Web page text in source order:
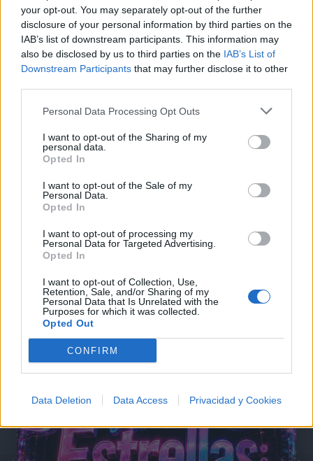
your opt-out. You may separately opt-out of the further
disclosure of your personal information by third parties on the
IAB’s list of downstream participants. This information may
also be disclosed by us to third parties on the IAB’s List of
Downstream Participants that may further disclose it to other
Personal Data Processing Opt Outs
I want to opt-out of the Sharing of my
personal data.
Opted In
I want to opt-out of the Sale of my
Personal Data.
Opted In
I want to opt-out of processing my
Personal Data for Targeted Advertising.
Opted In
I want to opt-out of Collection, Use,
Retention, Sale, and/or Sharing of my
Personal Data that Is Unrelated with the
Purposes for which it was collected.
Opted Out
CONFIRM
Data Deletion Data Access Privacidad y Cookies
Comentar Letra
Comenta o pregunta lo que desees sobre Akilatados
Comentar
@musicapuntocom